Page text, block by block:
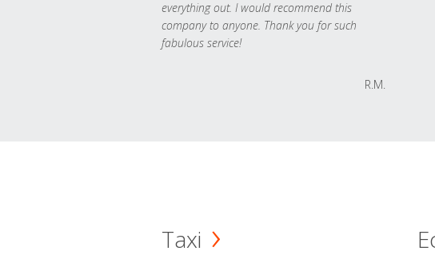
everything out. I would recommend this
company to anyone. Thank you for such
fabulous service!
R.M.
Taxi